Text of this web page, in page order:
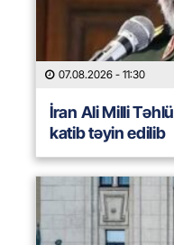
07.08.2026 - 11:30
İran Ali Milli
katib təyin edilib